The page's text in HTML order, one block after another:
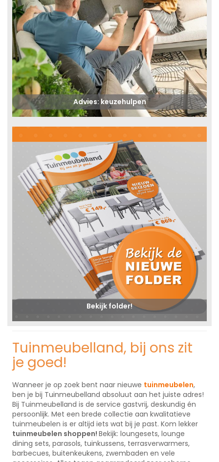
Advies: keuzehulpen
Bekijk folder!
Tuinmeubelland, bij ons zit
je goed!
Wanneer je op zoek bent naar nieuwe tuinmeubelen,
ben je bij Tuinmeubelland absoluut aan het juiste adres!
Bij Tuinmeubelland is de service gastvrij, deskundig én
persoonlijk. Met een brede collectie aan kwalitatieve
tuinmeubelen is er altijd iets wat bij je past. Kom lekker
tuinmeubelen shoppen! Bekijk: loungesets, lounge
dining sets, parasols, tuinkussens, terrasverwarmers,
barbecues, buitenkeukens, zwembaden en vele